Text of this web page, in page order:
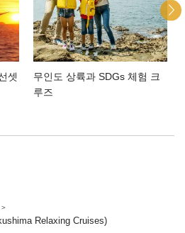
셋
무인도 상륙과 SDGs 체험 크
루즈
Relaxing Cruises)